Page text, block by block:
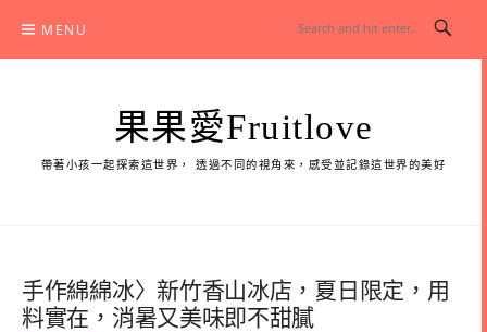
content
MENU
果果愛Fruitlove
帶著小孩一起探索這世界， 透過不同的視角來，感受並記錄這世界的美好
手作綿綿冰〉新竹香山冰店，夏日限定，用
料實在，消暑又美味即不甜膩